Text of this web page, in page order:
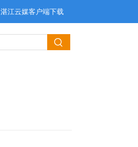
湛江云媒客户端下载